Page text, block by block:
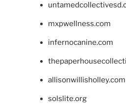
mxpwellness.com
infernocanine.com
allisonwillisholley.com
solslite.org